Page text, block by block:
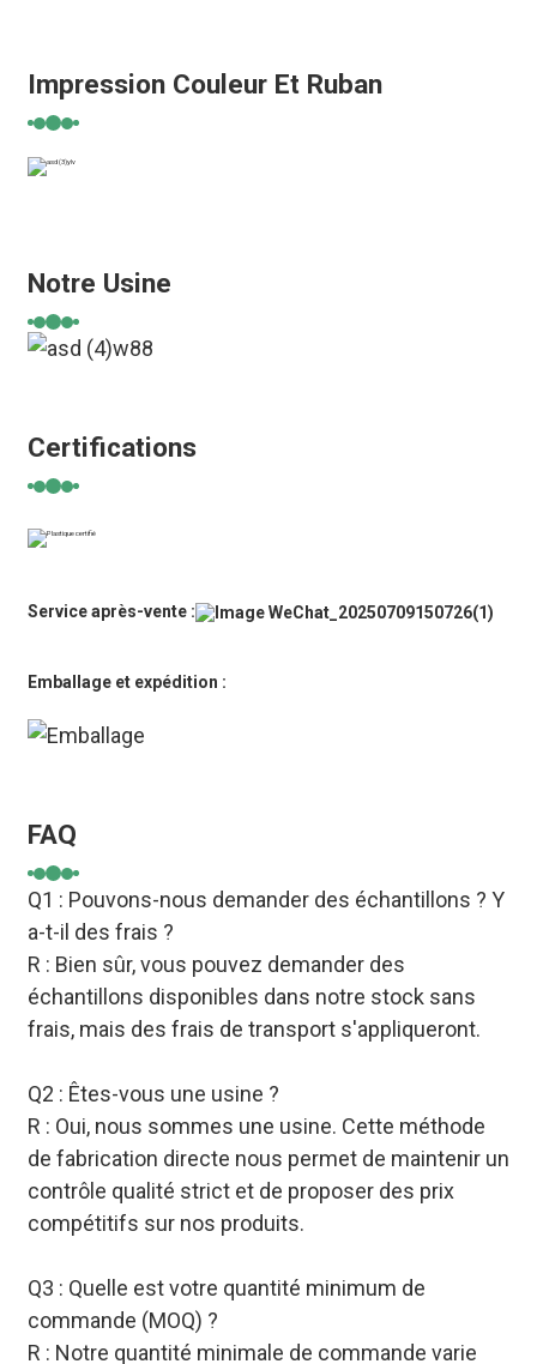
Impression Couleur Et Ruban
Notre Usine
Certifications
Service après-vente :
Emballage et expédition :
FAQ
Q1 : Pouvons-nous demander des échantillons ? Y
a-t-il des frais ?
R : Bien sûr, vous pouvez demander des
échantillons disponibles dans notre stock sans
frais, mais des frais de transport s'appliqueront.
Q2 : Êtes-vous une usine ?
R : Oui, nous sommes une usine. Cette méthode
de fabrication directe nous permet de maintenir un
contrôle qualité strict et de proposer des prix
compétitifs sur nos produits.
Q3 : Quelle est votre quantité minimum de
commande (MOQ) ?
R : Notre quantité minimale de commande varie